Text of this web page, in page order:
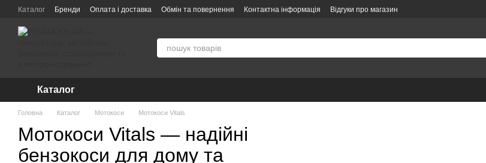
Перейти до основного контенту
Каталог Бренди Оплата і доставка Обмін та повернення Контактна інформація
Відгуки про магазин
Каталог
Головна Каталог Мотокоси Мотокоси Vitals
Мотокоси Vitals — надійні
бензокоси для дому та